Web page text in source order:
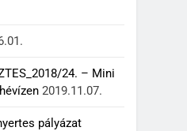
24. – Mini
2019.11.07.
pályázat